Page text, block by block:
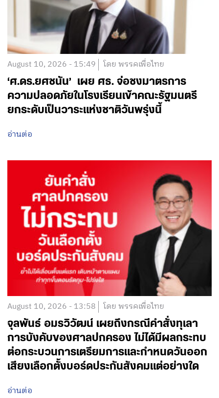
August 10, 2026 - 15:49 โดย พรรคเพื่อไทย
‘ศ.ดร.ยศชนัน’ เผย ศธ. จ่อชงมาตรการ
ความปลอดภัยในโรงเรียนเข้าคณะรัฐมนตรี
ยกระดับเป็นวาระแห่งชาติวันพรุ่งนี้
อ่านต่อ
August 10, 2026 - 13:58 โดย พรรคเพื่อไทย
จุลพันธ์ อมรวิวัฒน์ เผยถึงกรณีคำสั่งทุเลา
การบังคับของศาลปกครอง ไม่ได้มีผลกระทบ
ต่อกระบวนการเตรียมการและกำหนดวันออก
เสียงเลือกตั้งบอร์ดประกันสังคมแต่อย่างใด
อ่านต่อ